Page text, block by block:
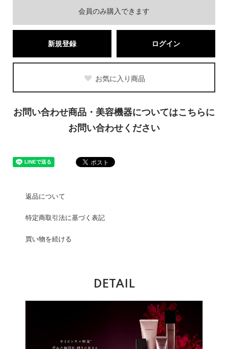
会員のみ購入できます
新規登録 ログイン
お気に入り商品
お問い合わせ商品・美容機器についてはこちらに
お問い合わせください
返品について
特定商取引法に基づく表記
買い物を続ける
DETAIL